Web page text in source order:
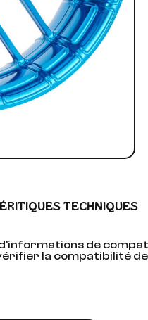
TECHNIQUES
de
la compatibilité